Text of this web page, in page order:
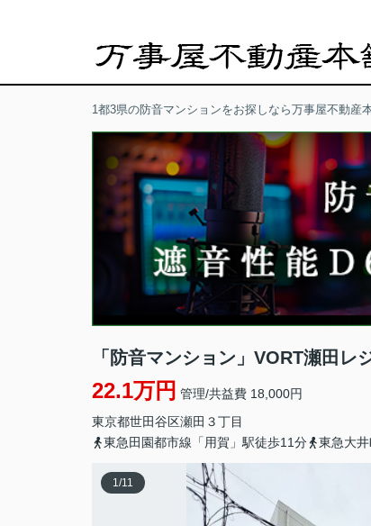
1都3県の防音マンションをお探しなら万事屋不動産
「防音マンション」VORT瀬田レ
22.1万円 管理/共益費 18,000円
東京都世田谷区瀬田 ３丁目
東急田園都市線「用賀」駅徒歩11分
東急大
1/11